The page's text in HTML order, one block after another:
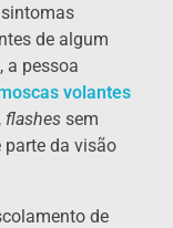
de algum
a pessoa
volantes
flashes sem
parte da visão
de